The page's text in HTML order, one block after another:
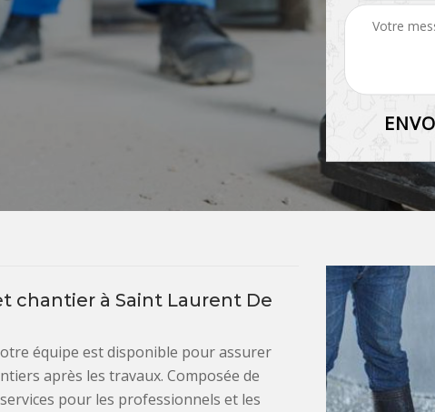
chantier à Saint Laurent De
équipe est disponible pour assurer
après les travaux. Composée de
pour les professionnels et les